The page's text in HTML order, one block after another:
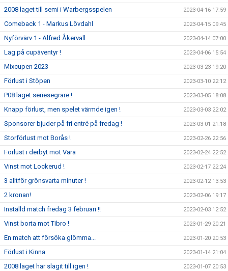
2008 laget till semi i Warbergsspelen 2023-04-16 17:59
Comeback 1 - Markus Lövdahl 2023-04-15 09:45
Nyförvärv 1 - Alfred Åkervall 2023-04-14 07:00
Lag på cupäventyr ! 2023-04-06 15:54
Mixcupen 2023 2023-03-23 19:20
Förlust i Stöpen 2023-03-10 22:12
P08 laget seriesegrare ! 2023-03-05 18:08
Knapp förlust, men spelet värmde igen ! 2023-03-03 22:02
Sponsorer bjuder på fri entré på fredag ! 2023-03-01 21:18
Storförlust mot Borås ! 2023-02-26 22:56
Förlust i derbyt mot Vara 2023-02-24 22:52
Vinst mot Lockerud ! 2023-02-17 22:24
3 alltför grönsvarta minuter ! 2023-02-12 13:53
2 kronan! 2023-02-06 19:17
Inställd match fredag 3 februari !! 2023-02-03 12:52
Vinst borta mot Tibro ! 2023-01-29 20:21
En match att försöka glömma... 2023-01-20 20:53
Förlust i Kinna 2023-01-14 21:04
2008 laget har slagit till igen ! 2023-01-07 20:53